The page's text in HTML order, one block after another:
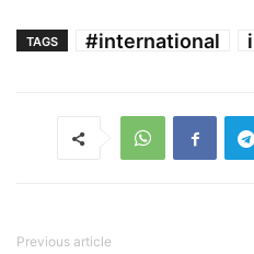
TAGS #international
Previous article